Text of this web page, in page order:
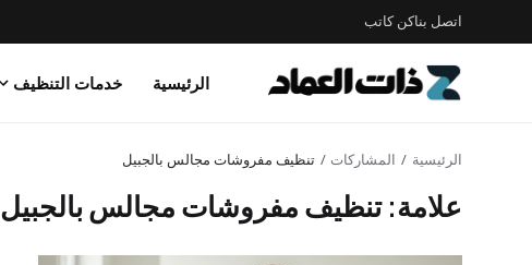
اتصل بناكن كاتب
الرئيسية خدمات التنظيف
الرئيسية المشاركات تنظيف مفروشات مجالس بالجبيل
علامة: تنظيف مفروشات مجالس بالجبيل